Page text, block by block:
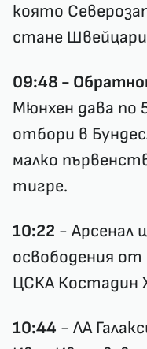
която
стане
09:48 -
Мюнхен дава по
отбори в
малко
тигре.
10:22 - Арсенал
освободения
ЦСКА Костадин
10:44 - ЛА